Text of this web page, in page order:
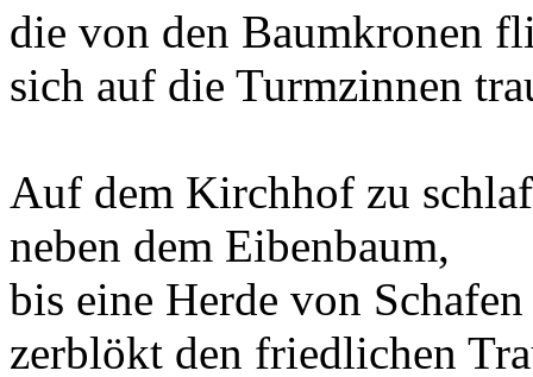
die von den Baumkronen
sich auf die Turmzinnen
Auf dem Kirchhof zu
neben dem Eibenbaum,
bis eine Herde von Schafen
zerblökt den friedlichen